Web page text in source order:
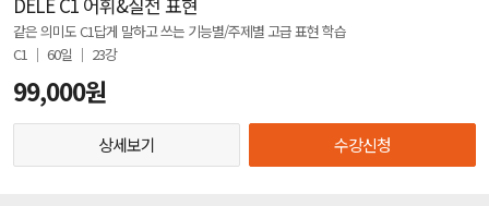
같은 의미도 C1답게 말하고 쓰는 기능별/주제별 고급 표현 학습
C1 │ 60일 │ 23강
99,000원
상세보기 수강신청